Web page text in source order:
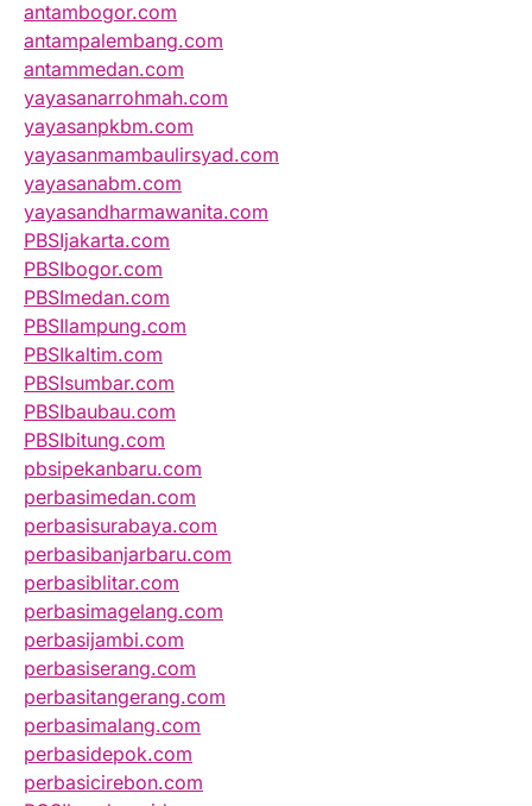
antambogor.com
antampalembang.com
antammedan.com
yayasanarrohmah.com
yayasanpkbm.com
yayasanmambaulirsyad.com
yayasanabm.com
yayasandharmawanita.com
PBSIjakarta.com
PBSIbogor.com
PBSImedan.com
PBSIlampung.com
PBSIkaltim.com
PBSIsumbar.com
PBSIbaubau.com
PBSIbitung.com
pbsipekanbaru.com
perbasimedan.com
perbasisurabaya.com
perbasibanjarbaru.com
perbasiblitar.com
perbasimagelang.com
perbasijambi.com
perbasiserang.com
perbasitangerang.com
perbasimalang.com
perbasidepok.com
perbasicirebon.com